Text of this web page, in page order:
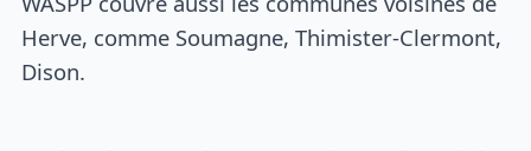
Herve, comme Soumagne, Thimister-Clermont,
Dison.